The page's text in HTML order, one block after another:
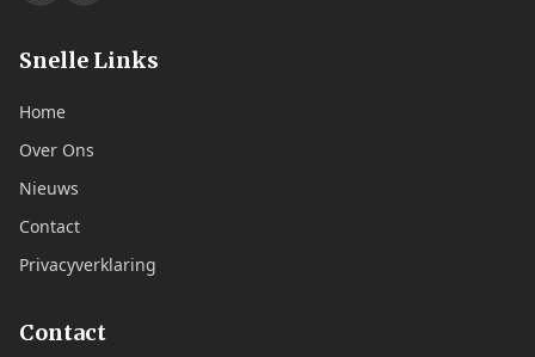
Snelle Links
Home
Over Ons
Nieuws
Contact
Privacyverklaring
Contact